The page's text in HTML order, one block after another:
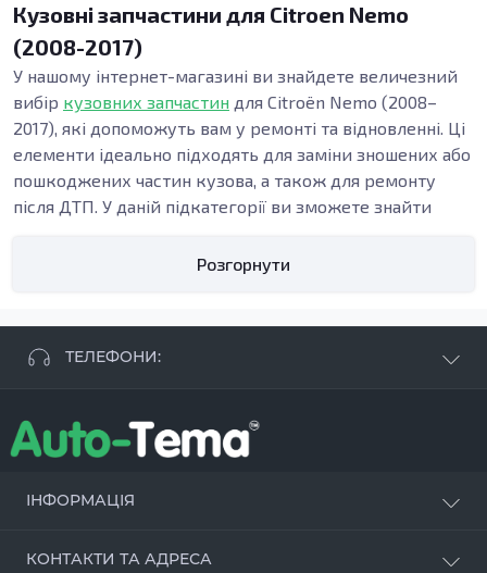
Кузовні запчастини для Citroen Nemo
(2008-2017)
У нашому інтернет-магазині ви знайдете величезний
вибір кузовних запчастин для Citroën Nemo (2008–
2017), які допоможуть вам у ремонті та відновленні. Ці
елементи ідеально підходять для заміни зношених або
пошкоджених частин кузова, а також для ремонту
після ДТП. У даній підкатегорії ви зможете знайти
довговічність вашого автомобіля.
(2008–2017), включають різноманітні компоненти, такі
як пороги, підсилювачі, арки, бампери, внутрішні
підтримки цілісності кузова автомобіля, адже вони
забезпечують захист від механічних пошкоджень та
конструкції, що є необхідним у випадку патронажного
кузова стає актуальною, коли старі деталі втрачають
Розгорнути
ТЕЛЕФОНИ:
+38 096 250 84 38
+38 099 657 61 50
ІНФОРМАЦІЯ
КОНТАКТИ ТА АДРЕСА